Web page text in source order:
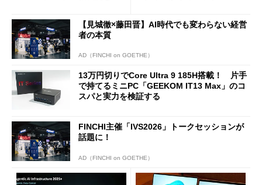
【見城徹×藤田晋】AI時代でも変わらない経営
者の本質
AD（FINCHI on GOETHE）
13万円切りでCore Ultra 9 185H搭載！ 片手
で持てるミニPC「GEEKOM IT13 Max」のコ
スパと実力を検証する
FINCHI主催「IVS2026」トークセッションが
話題に！
AD（FINCHI on GOETHE）